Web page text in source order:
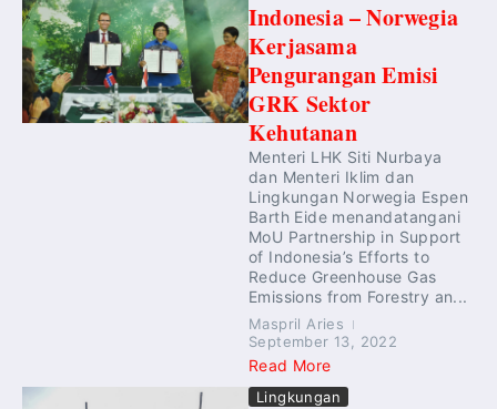
Indonesia – Norwegia
Kerjasama
Pengurangan Emisi
GRK Sektor
Kehutanan
Menteri LHK Siti Nurbaya
dan Menteri Iklim dan
Lingkungan Norwegia Espen
Barth Eide menandatangani
MoU Partnership in Support
of Indonesia’s Efforts to
Reduce Greenhouse Gas
Emissions from Forestry an...
Maspril Aries
September 13, 2022
Read More
Lingkungan